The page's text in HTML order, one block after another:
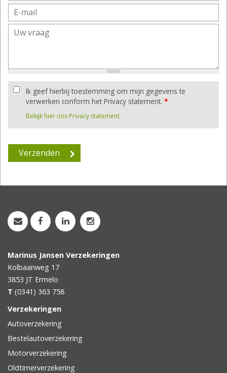
Ik geef hierbij toestemming om mijn gegevens te
verwerken conform het Privacy statement. *
Bekijk hier ons Privacy statement
Marinus Jansen Verzekeringen
Kolbaanweg 17
3853 JT Ermelo
T (0341) 363 758
Verzekeringen
Autoverzekering
Bestelautoverzekering
Motorverzekering
Oldtimerverzekering